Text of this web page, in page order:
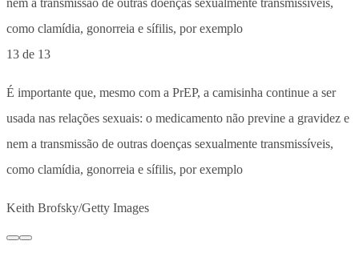
13 de 13
É importante que, mesmo com a PrEP, a camisinha continue a ser
usada nas relações sexuais: o medicamento não previne a gravidez e
nem a transmissão de outras doenças sexualmente transmissíveis,
como clamídia, gonorreia e sífilis, por exemplo
Keith Brofsky/Getty Images